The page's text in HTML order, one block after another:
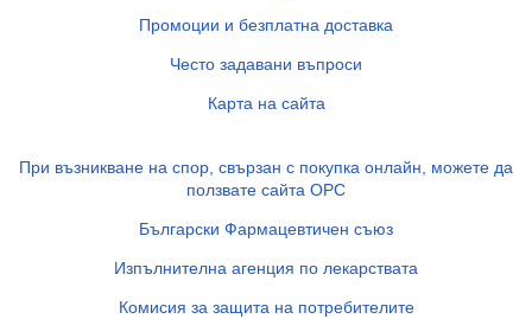
Промоции и безплатна доставка
Често задавани въпроси
Карта на сайта
При възникване на спор, свързан с покупка онлайн, можете да
ползвате сайта ОРС
Български Фармацевтичен съюз
Изпълнителна агенция по лекарствата
Комисия за защита на потребителите